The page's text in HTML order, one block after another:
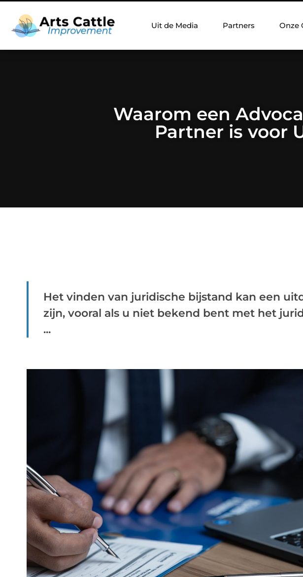
Uit de Media Partners Onze
Waarom een
Partner is voor
Het vinden van juridische bijstand kan een
zijn, vooral als u niet bekend bent met het
...